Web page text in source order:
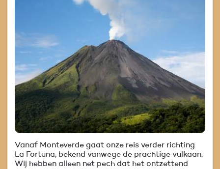
Vanaf Monteverde gaat onze reis verder richting
La Fortuna, bekend vanwege de prachtige vulkaan.
Wij hebben alleen net pech dat het ontzettend